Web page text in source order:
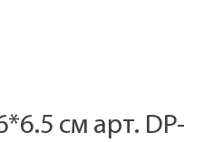
см арт. DP-